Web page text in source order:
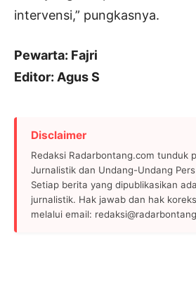
intervensi,” pungkasnya.
Pewarta: Fajri
Editor: Agus S
Disclaimer
Redaksi Radarbontang.com tunduk
Jurnalistik dan Undang-Undang
Setiap berita yang dipublikasikan
jurnalistik. Hak jawab dan hak
melalui email: